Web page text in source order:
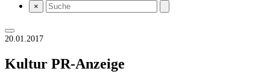
×
20.01.2017
Kultur PR-Anzeige